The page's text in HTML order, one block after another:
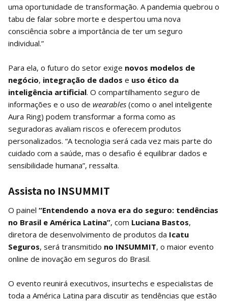
uma oportunidade de transformação. A pandemia quebrou o
tabu de falar sobre morte e despertou uma nova
consciência sobre a importância de ter um seguro
individual.”
Para ela, o futuro do setor exige novos modelos de
negócio, integração de dados e uso ético da
inteligência artificial. O compartilhamento seguro de
informações e o uso de wearables (como o anel inteligente
Aura Ring) podem transformar a forma como as
seguradoras avaliam riscos e oferecem produtos
personalizados. “A tecnologia será cada vez mais parte do
cuidado com a saúde, mas o desafio é equilibrar dados e
sensibilidade humana”, ressalta.
Assista no INSUMMIT
O painel “Entendendo a nova era do seguro: tendências
no Brasil e América Latina”, com Luciana Bastos,
diretora de desenvolvimento de produtos da Icatu
Seguros, será transmitido no INSUMMIT, o maior evento
online de inovação em seguros do Brasil.
O evento reunirá executivos, insurtechs e especialistas de
toda a América Latina para discutir as tendências que estão